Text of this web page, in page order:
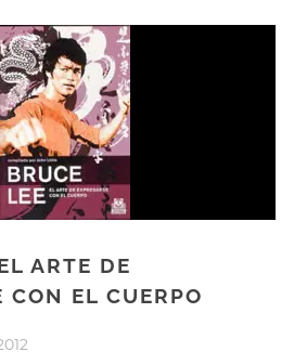
ARTE DE
CON EL CUERPO